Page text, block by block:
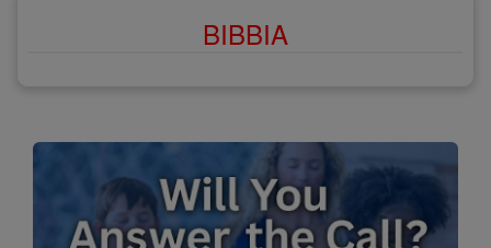
BIBBIA